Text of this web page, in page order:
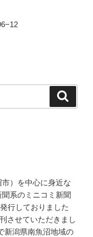
）を中心に身近な
系のミニコミ新聞
行しておりました
させていただきまし
新潟県南魚沼地域の